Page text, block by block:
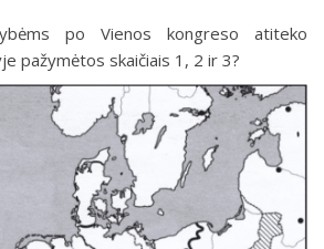
po Vienos kongreso atiteko
pažymėtos skaičiais 1, 2 ir 3?